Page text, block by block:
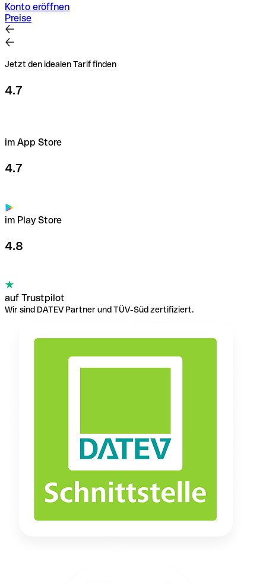
Konto eröffnen
Preise
Jetzt den idealen Tarif finden
4.7
im App Store
4.7
im Play Store
4.8
auf Trustpilot
Wir sind DATEV Partner und TÜV-Süd zertifiziert.